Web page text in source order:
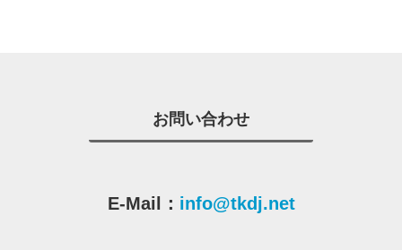
お問い合わせ
E-Mail： info@tkdj.net